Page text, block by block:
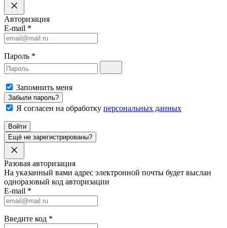
Авторизация
E-mail *
Пароль *
Запомнить меня
Забыли пароль?
Я согласен на обработку персональных данных
Войти
Ещё не зарегистрированы?
Разовая авторизация
На указанный вами адрес электронной почты будет выслан
одноразовый код авторизации
E-mail *
Введите код *